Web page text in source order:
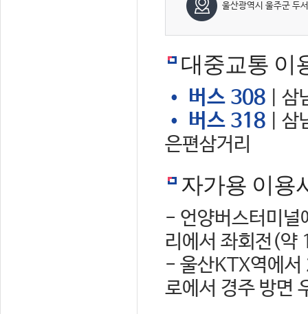
울산광역시 울주군 두
대중교통 이
• 버스 308 | 삼
• 버스 318 | 삼
은편삼거리
자가용 이용
- 언양버스터미널
리에서 좌회전(약
- 울산KTX역에서
로에서 경주 방면